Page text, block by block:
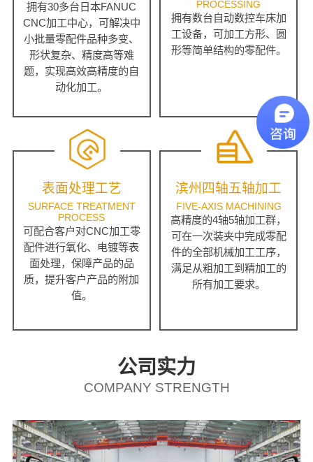
拥有30多台日本FANUC
CNC加工中心，可解决中
小批量零配件品种多变、
形状复杂、精度高等难
题，实现高效高精度的自
动化加工。
PROCESSING
拥有数台自动数控车床加
工设备，可加工方形、圆
形等简单结构的零配件。
表面处理工艺
SURFACE TREATMENT
PROCESS
可配合客户对CNC加工零
配件进行氧化、电镀等表
面处理，保障产品的品
质，提升客户产品的附加
值。
滨州四轴五轴加工
FIVE-AXIS MACHINING
高精度的4轴5轴加工群，
可在一次装夹中完成零配
件的全部机械加工工序，
满足从粗加工到精加工的
所有加工要求。
公司实力
COMPANY STRENGTH